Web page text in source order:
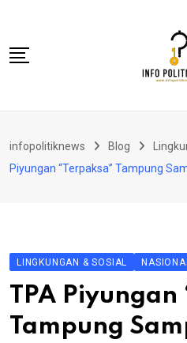
content
Politik & Hukum
Olahraga
Kolom
infopolitiknews Blog
Piyungan “Terpaksa” Tampung
LINGKUNGAN & SOSIAL
TPA Piyungan
Tampung